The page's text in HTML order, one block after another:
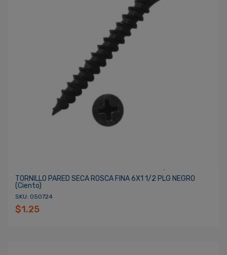
TORNILLO PARED SECA ROSCA FINA 6X1 1/2 PLG NEGRO
(ciento)
SKU: 050724
$1.25